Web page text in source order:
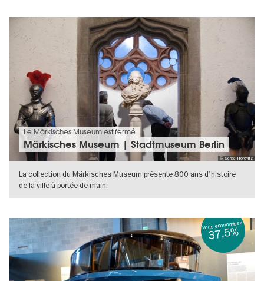
© Sergej Horovitz
Le Märkisches Museum est fermé
Märkisches Museum | Stadtmuseum Berlin
La collection du Märkisches Museum présente 800 ans d'histoire
de la ville à portée de main.
Vous économisez
37,5%